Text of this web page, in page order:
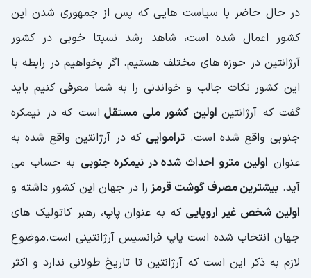
در حال حاضر با سیاست هایی که پس از جمهوری شدن این
کشور اعمال شده است، شاهد رشد نسبتا خوبی در کشور
آرژانتین در حوزه های مختلف هستیم. اگر بخواهیم در رابطه با
این کشور نکات جالب و خواندنی را به شما معرفی کنیم باید
گفت که آرژانتین اولین کشور ملی مستقل است که در نیمکره
جنوبی واقع شده است. تراموایی که در آرژانتین واقع شده به
عنوان اولین مترو احداث شده در نیمکره جنوبی به حساب می
آید. بیشترین مصرف گوشت قرمز را در جهان این کشور داشته و
اولین شخص غیر اروپاییکه به عنوانپاپ، رهبر کاتولیک های
جهان انتخاب شده است پاپ فرانسیس آرژانتینی است.موضوع
لازم به ذکر این است که آرژانتین تا تاریخ طولانی ندارد و اکثر